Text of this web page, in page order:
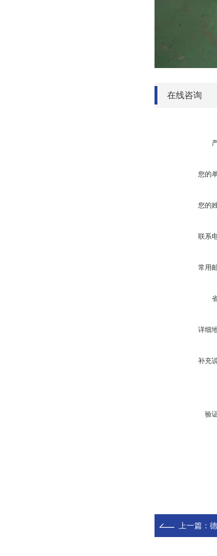
在线咨询
您的
您的
联系
常用
详细
补充
验
上一篇：